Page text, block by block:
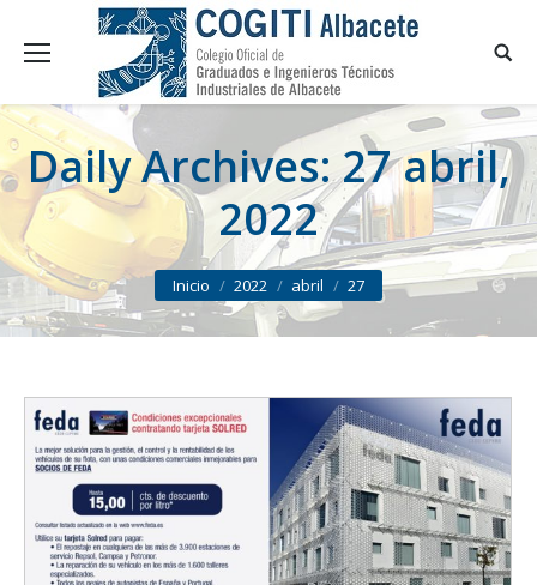
Daily Archives:27 abril,
2022
You are here:
Inicio 2022 abril 27